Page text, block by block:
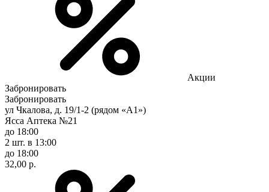
Акции
Забронировать
Забронировать
ул Чкалова, д. 19/1-2 (рядом «А1»)
Ясса Аптека №21
до 18:00
2 шт. в 13:00
до 18:00
32,00 р.